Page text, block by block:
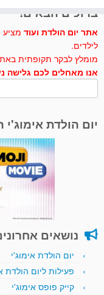
ברוכים הבאים!
אתר יום הולדת ועוד מציע
לילדים.
מומלץ לבקר תקופתית
אנו מאחלים לכם גלישה
יום הולדת
נושאים
יום הולדת אימוג'י
פעילות ליום הולדת
קייק פופס אימוג'י